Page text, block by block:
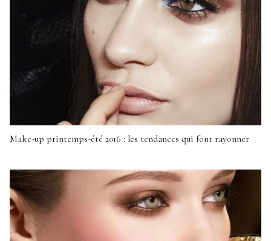
Make-up printemps-été 2016 : les tendances qui font rayonner